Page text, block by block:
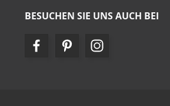
BESUCHEN SIE UNS AUCH BEI